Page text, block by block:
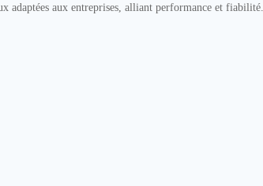
adaptées aux entreprises, alliant performance et fiabilité.